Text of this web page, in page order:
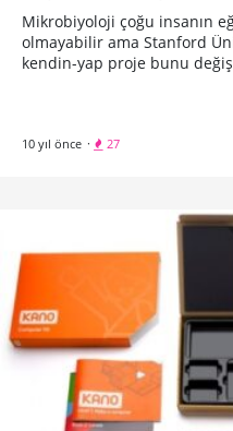
Mikrobiyoloji çoğu insanın
olmayabilir ama Stanford
kendin-yap proje bunu
10 yıl önce · 27